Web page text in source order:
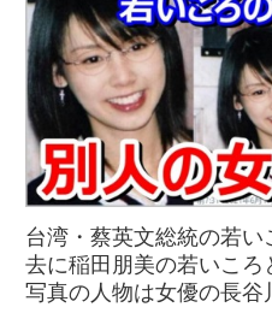
台湾・蔡英文総統の若
去に稲田朋美の若いころ
写真の人物は女優の長谷